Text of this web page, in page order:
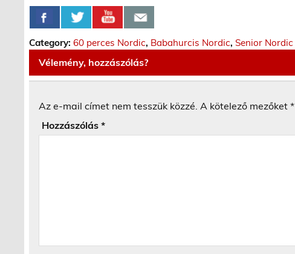
Category:60 perces Nordic, Babahurcis Nordic,Senior Nordic
Vélemény, hozzászólás?
Az e-mail címet nem tesszük közzé. A kötelező mezőket*
Hozzászólás*